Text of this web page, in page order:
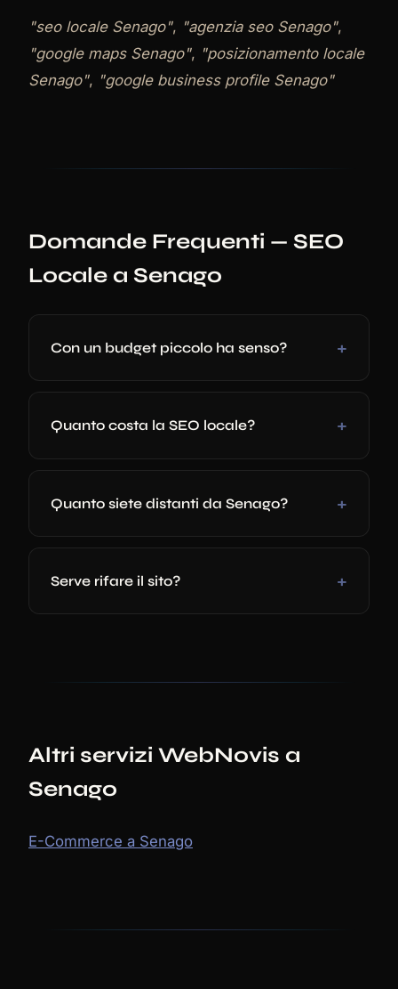
"seo locale Senago", "agenzia seo Senago",
"google maps Senago", "posizionamento locale
Senago", "google business profile Senago"
Domande Frequenti — SEO
Locale a Senago
Con un budget piccolo ha senso?
Quanto costa la SEO locale?
Quanto siete distanti da Senago?
Serve rifare il sito?
Altri servizi WebNovis a
Senago
E-Commerce a Senago